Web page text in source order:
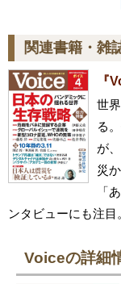
関連書籍・雑
『
世
る
が
災
「
ンタビューにも注目
Voiceの詳細